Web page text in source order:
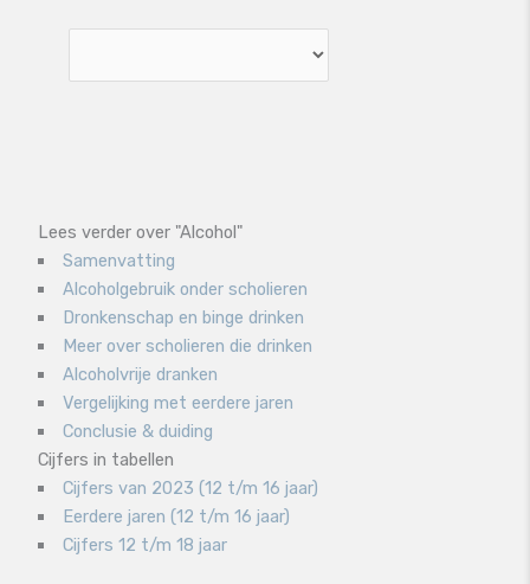
Lees verder over "Alcohol"
Samenvatting
Alcoholgebruik onder scholieren
Dronkenschap en binge drinken
Meer over scholieren die drinken
Alcoholvrije dranken
Vergelijking met eerdere jaren
Conclusie & duiding
Cijfers in tabellen
Cijfers van 2023 (12 t/m 16 jaar)
Eerdere jaren (12 t/m 16 jaar)
Cijfers 12 t/m 18 jaar